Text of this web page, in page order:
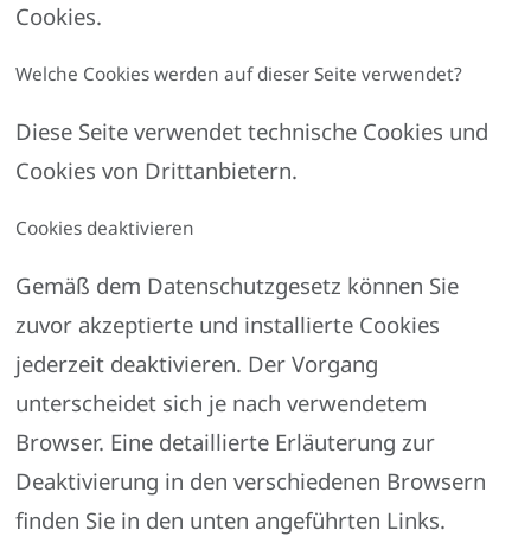
Cookies.
Welche Cookies werden auf dieser Seite verwendet?
Diese Seite verwendet technische Cookies und
Cookies von Drittanbietern.
Cookies deaktivieren
Gemäß dem Datenschutzgesetz können Sie
zuvor akzeptierte und installierte Cookies
jederzeit deaktivieren. Der Vorgang
unterscheidet sich je nach verwendetem
Browser. Eine detaillierte Erläuterung zur
Deaktivierung in den verschiedenen Browsern
finden Sie in den unten angeführten Links.